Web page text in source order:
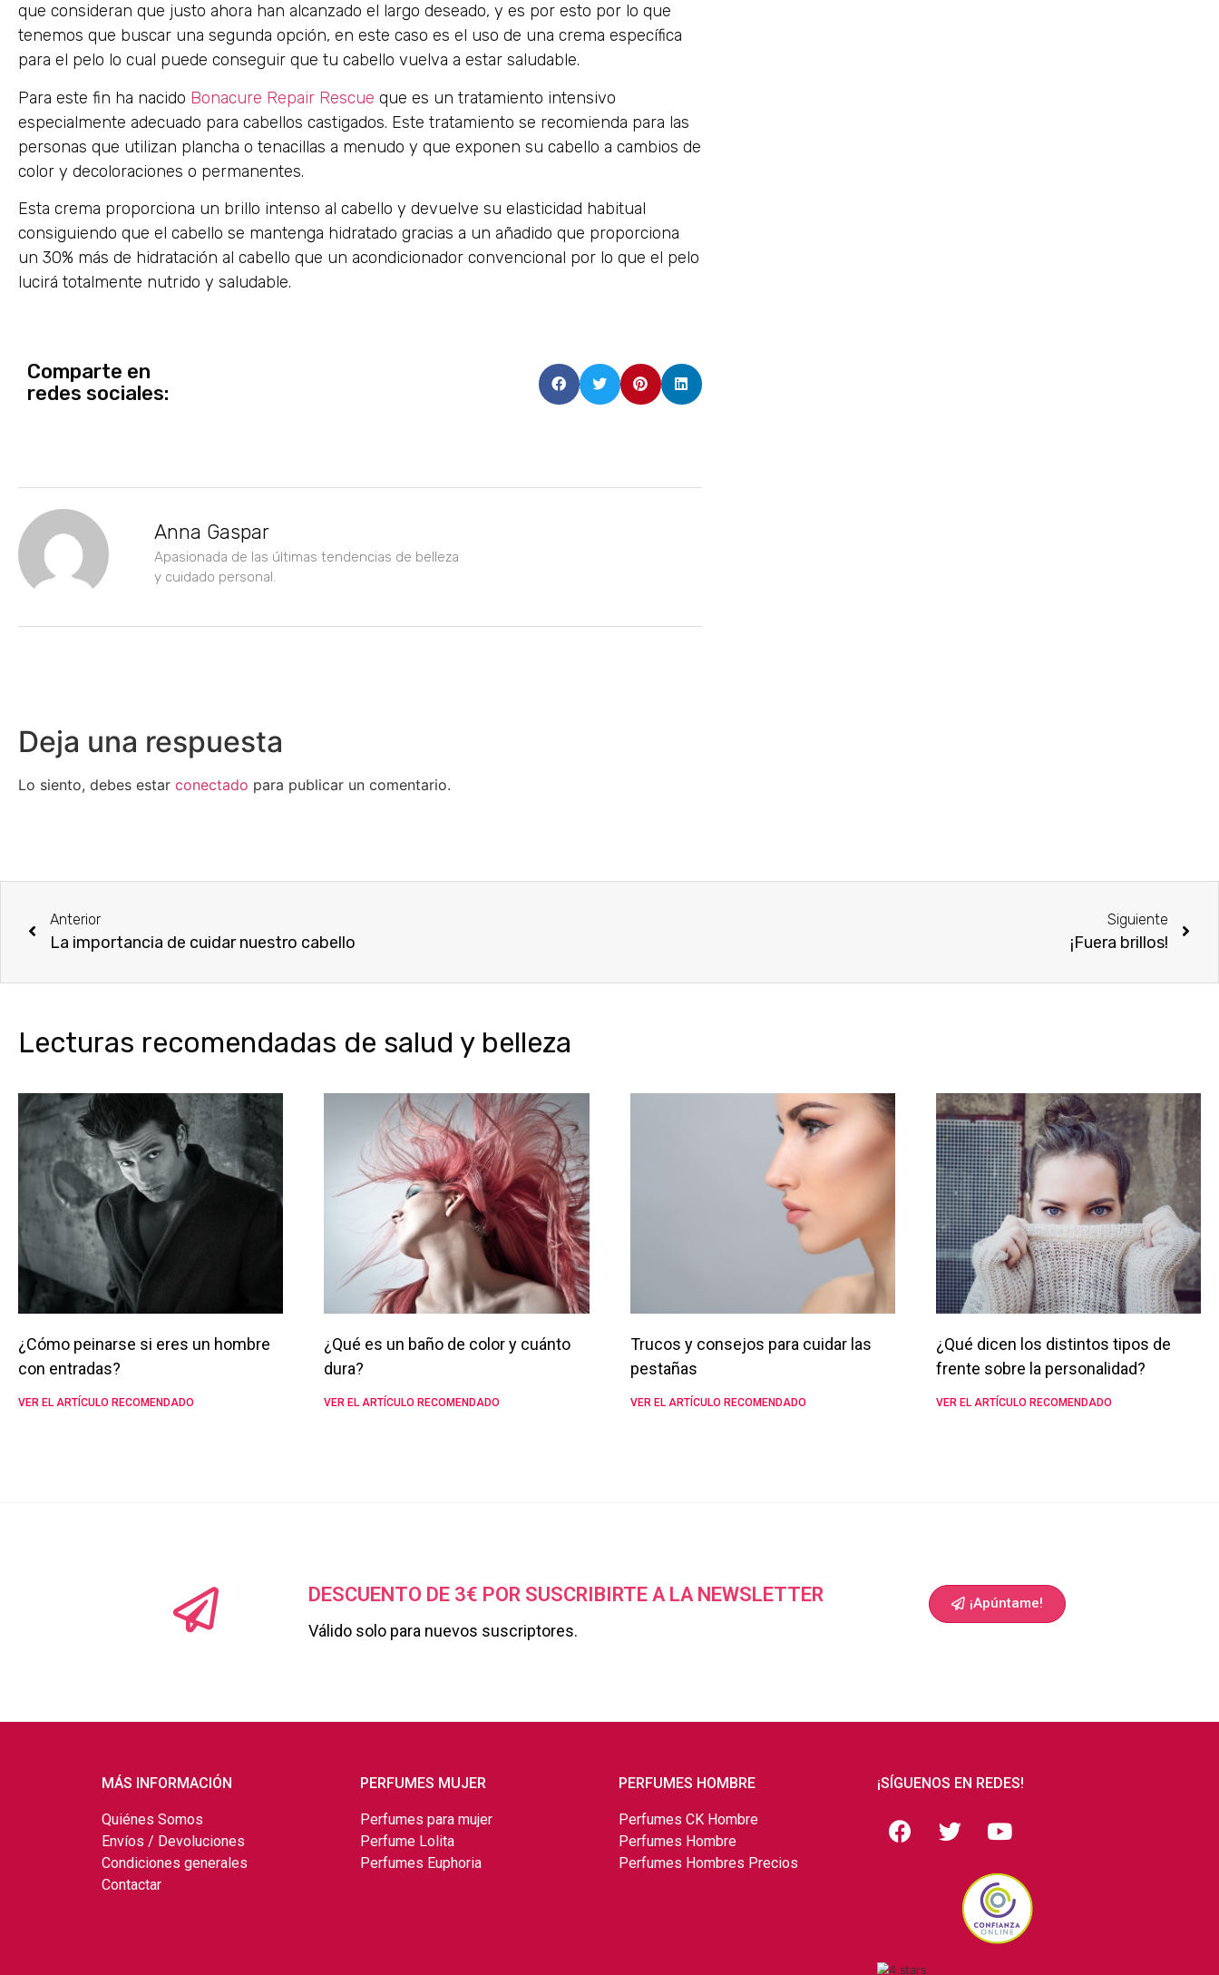
que consideran que justo ahora han alcanzado el largo deseado, y es por esto por lo que
tenemos que buscar una segunda opción, en este caso es el uso de una crema específica
para el pelo lo cual puede conseguir que tu cabello vuelva a estar saludable.
Para este fin ha nacido Bonacure Repair Rescue que es un tratamiento intensivo
especialmente adecuado para cabellos castigados. Este tratamiento se recomienda para las
personas que utilizan plancha o tenacillas a menudo y que exponen su cabello a cambios de
color y decoloraciones o permanentes.
Esta crema proporciona un brillo intenso al cabello y devuelve su elasticidad habitual
consiguiendo que el cabello se mantenga hidratado gracias a un añadido que proporciona
un 30% más de hidratación al cabello que un acondicionador convencional por lo que el pelo
lucirá totalmente nutrido y saludable.
Comparte en
redes sociales:
Anna Gaspar
Apasionada de las últimas tendencias de belleza
y cuidado personal.
Deja una respuesta
Lo siento, debes estar conectado para publicar un comentario.
Anterior
La importancia de cuidar nuestro cabello
Siguiente
¡Fuera brillos!
Lecturas recomendadas de salud y belleza
¿Cómo peinarse si eres un hombre
con entradas?
VER EL ARTÍCULO RECOMENDADO
¿Qué es un baño de color y cuánto
dura?
VER EL ARTÍCULO RECOMENDADO
Trucos y consejos para cuidar las
pestañas
VER EL ARTÍCULO RECOMENDADO
¿Qué dicen los distintos tipos de
frente sobre la personalidad?
VER EL ARTÍCULO RECOMENDADO
DESCUENTO DE 3€ POR SUSCRIBIRTE A LA NEWSLETTER
Válido solo para nuevos suscriptores.
¡Apúntame!
MÁS INFORMACIÓN
Quiénes Somos
Envíos / Devoluciones
Condiciones generales
Contactar
PERFUMES MUJER
Perfumes para mujer
Perfume Lolita
Perfumes Euphoria
PERFUMES HOMBRE
Perfumes CK Hombre
Perfumes Hombre
Perfumes Hombres Precios
¡SÍGUENOS EN REDES!